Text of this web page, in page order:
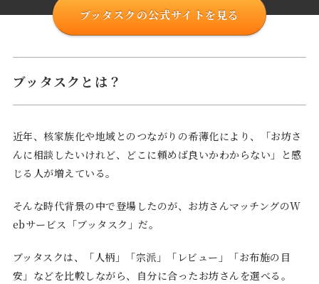
ブッタスクの公式サイトを見る
ブッタスクとは？
近年、核家族化や地域とのつながりの希薄化により、「お坊さ
んに相談したいけれど、どこに頼めば良いかわからない」と感
じる人が増えている。
そんな時代背景の中で登場したのが、お坊さんマッチングのW
ebサービス「ブッタスク」だ。
ブッタスクは、「人柄」「宗派」「レビュー」「お布施の目
安」などを比較しながら、自分に合ったお坊さんを選べる。